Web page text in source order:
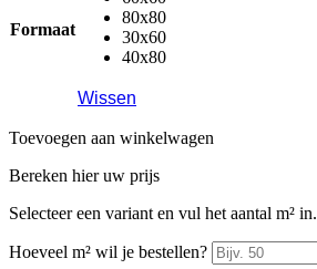
Formaat
80x80
30x60
40x80
Wissen
Toevoegen aan winkelwagen
Bereken hier uw prijs
Selecteer een variant en vul het aantal m² in.
Hoeveel m² wil je bestellen?